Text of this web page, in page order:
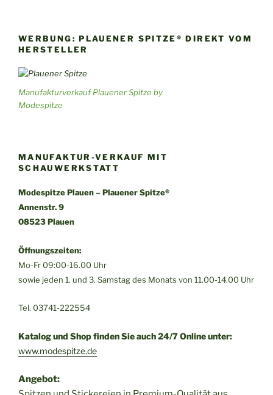
WERBUNG: PLAUENER SPITZE® DIREKT VOM
HERSTELLER
Manufakturverkauf Plauener Spitze by
Modespitze
MANUFAKTUR-VERKAUF MIT
SCHAUWERKSTATT
Modespitze Plauen – Plauener Spitze®
Annenstr. 9
08523 Plauen
Öffnungszeiten:
Mo-Fr 09:00-16.00 Uhr
sowie jeden 1. und 3. Samstag des Monats von 11.00-14.00 Uhr
Tel. 03741-222554
Katalog und Shop finden Sie auch 24/7 Online unter:
www.modespitze.de
Angebot: